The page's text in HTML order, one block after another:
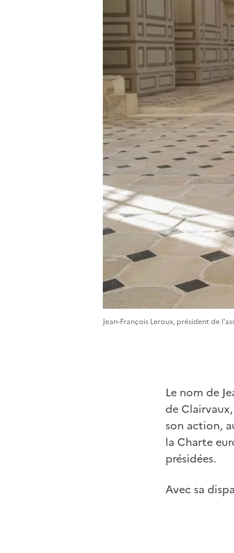
Jean-François Leroux, président de
Le nom de
de
son action,
la Charte
présidées.
Avec sa